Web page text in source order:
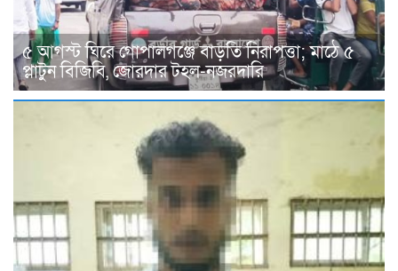
৫ আগস্ট ঘিরে গোপালগঞ্জে বাড়তি নিরাপত্তা; মাঠে ৫
প্লাটুন বিজিবি, জোরদার টহল-নজরদারি